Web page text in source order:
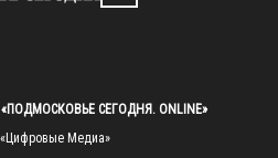
СЕГОДНЯ. ONLINE»
Медиа»